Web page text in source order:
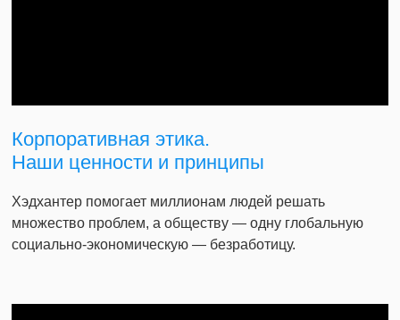
Корпоративная этика.
Наши ценности и принципы
Хэдхантер помогает миллионам людей решать
множество проблем, а обществу — одну глобальную
социально-экономическую — безработицу.